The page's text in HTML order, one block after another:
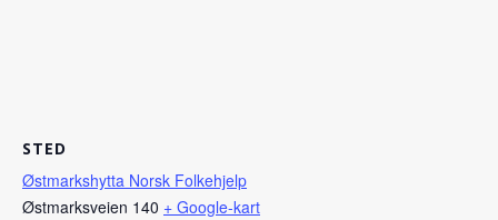
STED
Østmarkshytta Norsk Folkehjelp
Østmarksveien 140 + Google-kart